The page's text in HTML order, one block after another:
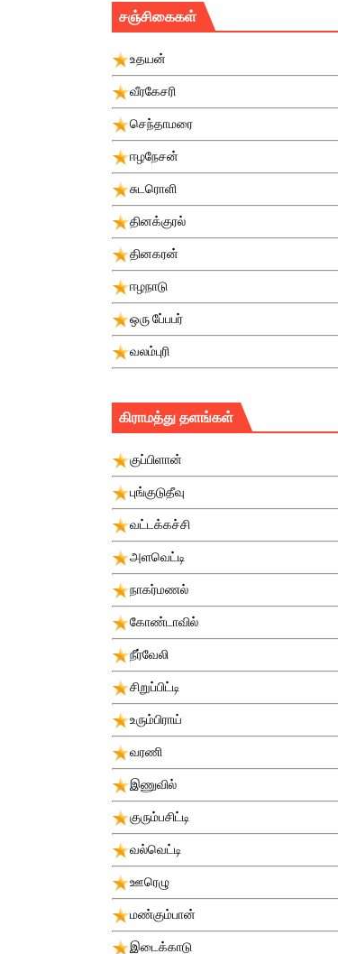
சஞ்சிகைகள்
உதயன்
வீரகேசரி
செந்தாமரை
ஈழநேசன்
சுடரொளி
தினக்குரல்
தினகரன்
ஈழநாடு
ஒரு பே்பபர்
வலம்புரி
கிராமத்து தளங்கள்
குப்பிளான்
புங்குடுதீவு
வட்டக்கச்சி
அளவெட்டி
நாகர்மணல்
கோண்டாவில்
நீர்வேலி
சிறுப்பிட்டி
உரும்பிராய்
வரணி
இணுவில்
குரும்பசிட்டி
வல்வெட்டி
ஊரெழு
மண்கும்பான்
இடைக்காடு